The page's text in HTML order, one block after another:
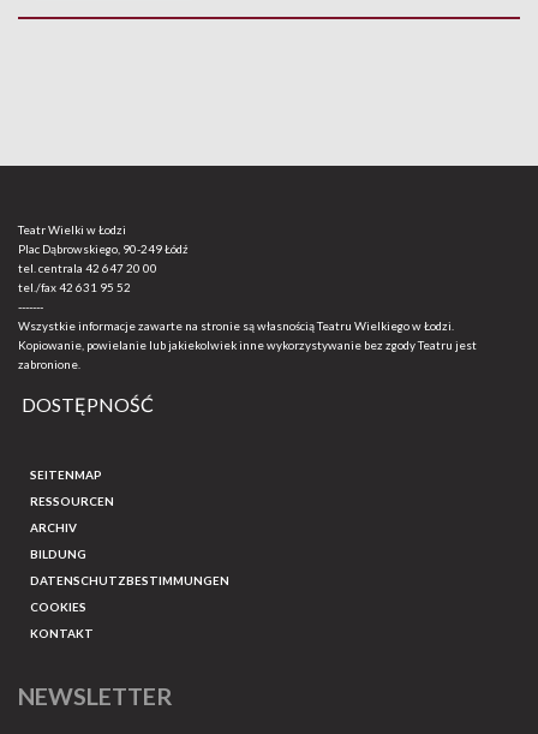
Teatr Wielki w Łodzi
Plac Dąbrowskiego, 90-249 Łódź
tel. centrala 42 647 20 00
tel./fax42 631 95 52
-------
Wszystkie informacje zawarte na stronie są własnością Teatru Wielkiego w Łodzi.
Kopiowanie, powielanie lub jakiekolwiek inne wykorzystywanie bez zgody Teatru jest
zabronione.
DOSTĘPNOŚĆ
SEITENMAP
RESSOURCEN
ARCHIV
BILDUNG
DATENSCHUTZBESTIMMUNGEN
COOKIES
KONTAKT
NEWSLETTER